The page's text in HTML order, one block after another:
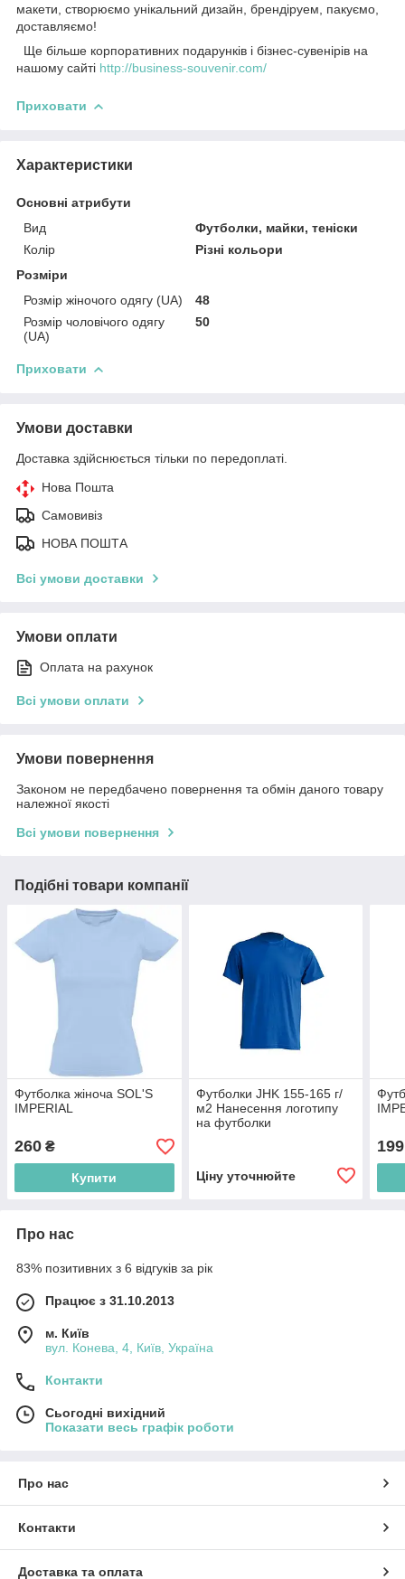
макети, створюємо унікальний дизайн, брендіруем, пакуємо,
доставляємо!
Ще більше корпоративних подарунків і бізнес-сувенірів на
нашому сайті http://business-souvenir.com/
Приховати
Характеристики
Основні атрибути
Вид
Футболки, майки, теніски
Колір
Різні кольори
Розміри
Розмір жіночого одягу (UA)
48
Розмір чоловічого одягу
(UA)
50
Приховати
Умови доставки
Доставка здійснюється тільки по передоплаті.
Нова Пошта
Самовивіз
НОВА ПОШТА
Всі умови доставки
Умови оплати
Оплата на рахунок
Всі умови оплати
Умови повернення
Законом не передбачено повернення та обмін даного товару
належної якості
Всі умови повернення
Подібні товари компанії
Футболка жіноча SOL'S
IMPERIAL
260 ₴
Купити
Футболки JHK 155-165 г/
м2 Нанесення логотипу
на футболки
Ціну уточнюйте
199
Про нас
83% позитивних з 6 відгуків за рік
Працює з 31.10.2013
м. Київ
вул. Конева, 4, Київ, Україна
Контакти
Сьогодні вихідний
Показати весь графік роботи
Про нас
Контакти
Доставка та оплата